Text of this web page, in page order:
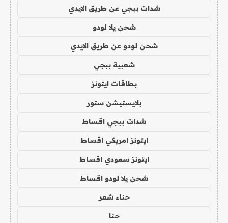
شدات ببجي عن طريق الايدي
شحن يلا لودو
شحن لودو عن طريق الايدي
شعبية ببجي
بطاقات ايتونز
بلايستيشن ستور
شدات ببجي اقساط
ايتونز امريكي اقساط
ايتونز سعودي اقساط
شحن يلا لودو اقساط
حناء شعر
حنا